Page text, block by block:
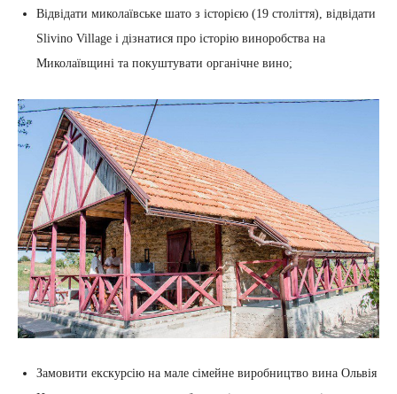
Відвідати миколаївське шато з історією (19 століття), відвідати
Slivino Village і дізнатися про історію виноробства на
Миколаївщині та покуштувати органічне вино;
Замовити екскурсію на мале сімейне виробництво вина Ольвія